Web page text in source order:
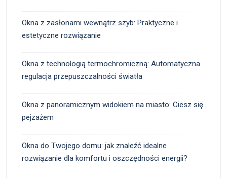
Okna z zasłonami wewnątrz szyb: Praktyczne i
estetyczne rozwiązanie
Okna z technologią termochromiczną: Automatyczna
regulacja przepuszczalności światła
Okna z panoramicznym widokiem na miasto: Ciesz się
pejzażem
Okna do Twojego domu: jak znaleźć idealne
rozwiązanie dla komfortu i oszczędności energii?